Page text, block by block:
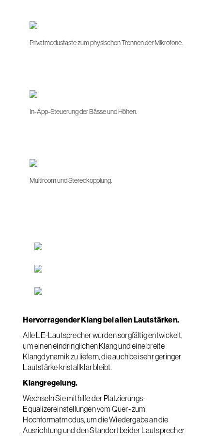
Privatmodustaste zum physischen Trennen der Mikrofone.
In-App-Steuerung der Bässe und Höhen.
Multiroom und Stereokopplung.
Hervorragender Klang bei allen Lautstärken.
Alle LE-Lautsprecher wurden sorgfältig entwickelt,
um einen eindringlichen Klang und eine breite
Klangdynamik zu liefern, die auch bei sehr geringer
Lautstärke kristallklar bleibt.
Klangregelung.
Wechseln Sie mithilfe der Platzierungs-
Equalizereinstellungen vom Quer- zum
Hochformatmodus, um die Wiedergabe an die
Ausrichtung und den Standort beider Lautsprecher